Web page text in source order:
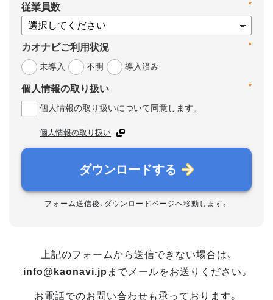
*
従業員数
*
カオナビご利用状況
未導入
不明 導入済み
*
個人情報の取り扱い
個人情報の取り扱いについて同意します。
個人情報の取り扱い
ダウンロードする
フォーム送信後、ダウンロードページへ移動します。
上記のフォームから送信できない場合は、
info@kaonavi.jp までメールをお送りください。
お電話でのお問い合わせも承っております。